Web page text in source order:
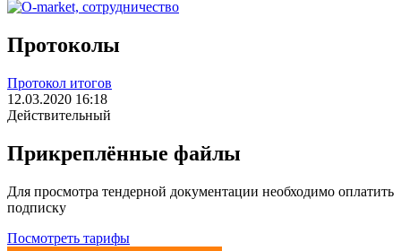
Протоколы
Протокол итогов
12.03.2020 16:18
Действительный
Прикреплённые файлы
Для просмотра тендерной документации необходимо оплатить
подписку
Посмотреть тарифы